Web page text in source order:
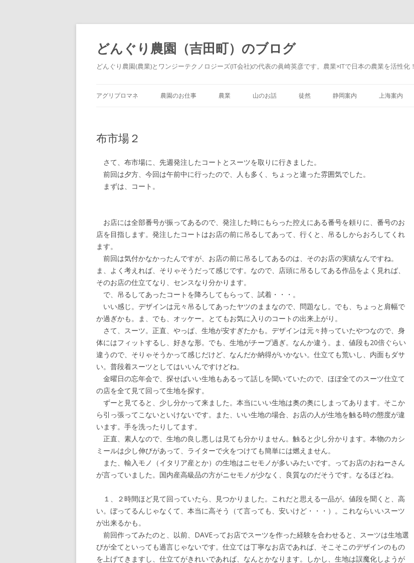
どんぐり農園（吉田町）のブログ
どんぐり農園(農業)とワンジーテクノロジーズ(IT会社)の代表の眞崎英彦です。農業×ITで日本の農業を活性化！
アグリプロマネ 農園のお仕事 農業 山のお話 徒然 静岡案内 上海案内
布市場２
さて、布市場に、先週発注したコートとスーツを取りに行きました。
前回は夕方、今回は午前中に行ったので、人も多く、ちょっと違った雰囲気でした。
まずは、コート。
お店には全部番号が振ってあるので、発注した時にもらった控えにある番号を頼りに、番号のお
店を目指します。発注したコートはお店の前に吊るしてあって、行くと、吊るしからおろしてくれ
ます。
前回は気付かなかったんですが、お店の前に吊るしてあるのは、そのお店の実績なんですね。
ま、よく考えれば、そりゃそうだって感じです。なので、店頭に吊るしてある作品をよく見れば、
そのお店の仕立てなり、センスなり分かります。
で、吊るしてあったコートを降ろしてもらって、試着・・・。
いい感じ。デザインは元々吊るしてあったヤツのままなので、問題なし。でも、ちょっと肩幅で
か過ぎかも。ま、でも、オッケー。とてもお気に入りのコートの出来上がり。
さて、スーツ。正直、やっぱ、生地が安すぎたかも。デザインは元々持っていたやつなので、身
体にはフィットするし、好きな形。でも、生地がチープ過ぎ。なんか違う。ま、値段も20倍ぐらい
違うので、そりゃそうかって感じだけど、なんだか納得がいかない。仕立ても荒いし、内面もダサ
い。普段着スーツとしてはいいんですけどね。
金曜日の忘年会で、探せばいい生地もあるって話しを聞いていたので、ほぼ全てのスーツ仕立て
の店を全て見て回って生地を探す。
ずーと見てると、少し分かって来ました。本当にいい生地は奥の奥にしまってあります。そこか
ら引っ張ってこないといけないです。また、いい生地の場合、お店の人が生地を触る時の態度が違
います。手を洗ったりしてます。
正直、素人なので、生地の良し悪しは見ても分かりません。触ると少し分かります。本物のカシ
ミールは少し伸びがあって、ライターで火をつけても簡単には燃えません。
また、輸入モノ（イタリア産とか）の生地はニセモノが多いみたいです。ってお店のおねーさん
が言っていました。国内産高級品の方がニセモノが少なく、良質なのだそうです。なるほどね。
１、２時間ほど見て回っていたら、見つかりました。これだと思える一品が。値段を聞くと、高
い。ぼってるんじゃなくて、本当に高そう（て言っても、安いけど・・・）。これならいいスーツ
が出来るかも。
前回作ってみたのと、以前、DAVEってお店でスーツを作った経験を合わせると、スーツは生地選
びが全てといっても過言じゃないです。仕立ては丁寧なお店であれば、そこそこのデザインのもの
を上げてきますし、仕立てがきれいであれば、なんとかなります。しかし、生地は誤魔化しようが